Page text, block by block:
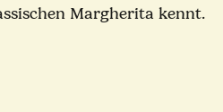
Margherita kennt.